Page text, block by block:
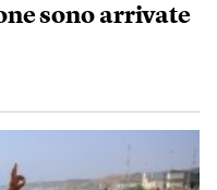
sono arrivate